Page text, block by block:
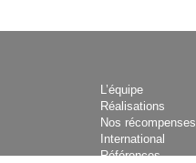
L’équipe
Réalisations
Nos récompenses
International
Références